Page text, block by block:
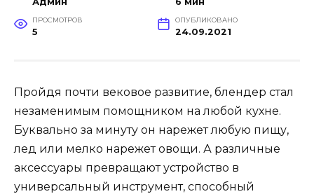
ПРОСМОТРОВ
5
ОПУБЛИКОВАНО
24.09.2021
Пройдя почти вековое развитие, блендер стал
незаменимым помощником на любой кухне.
Буквально за минуту он нарежет любую пищу,
лед или мелко нарежет овощи. А различные
аксессуары превращают устройство в
универсальный инструмент, способный